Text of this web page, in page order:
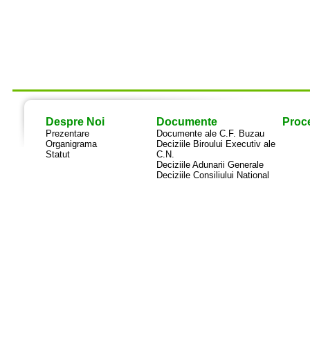
Despre Noi
Prezentare
Organigrama
Statut
Documente
Documente ale C.F. Buzau
Deciziile Biroului Executiv ale
C.N.
Deciziile Adunarii Generale
Deciziile Consiliului National